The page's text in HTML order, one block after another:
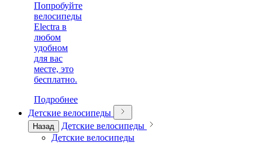
Попробуйте
велосипеды
Electra в
любом
удобном
для вас
месте, это
бесплатно.
Подробнее
Детские велосипеды
Назад
Детские велосипеды
Детские велосипеды